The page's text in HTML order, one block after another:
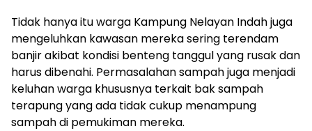
Tidak hanya itu warga Kampung Nelayan Indah juga
mengeluhkan kawasan mereka sering terendam
banjir akibat kondisi benteng tanggul yang rusak dan
harus dibenahi. Permasalahan sampah juga menjadi
keluhan warga khususnya terkait bak sampah
terapung yang ada tidak cukup menampung
sampah di pemukiman mereka.